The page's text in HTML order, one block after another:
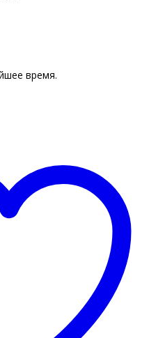
время.